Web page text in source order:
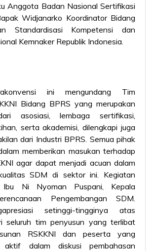
Anggota Badan Nasional Sertifikasi
Widjanarko Koordinator Bidang
Standardisasi Kompetensi dan
Kemnaker Republik Indonesia.
ini mengundang Tim
Bidang BPRS yang merupakan
asosiasi, lembaga sertifikasi,
serta akademisi, dilengkapi juga
dari Industri BPRS. Semua pihak
memberikan masukan terhadap
agar dapat menjadi acuan dalam
SDM di sektor ini. Kegiatan
Ni Nyoman Puspani, Kepala
Pengembangan SDM.
setinggi-tingginya atas
seluruh tim penyusun yang terlibat
RSKKNI dan peserta yang
aktif dalam diskusi pembahasan